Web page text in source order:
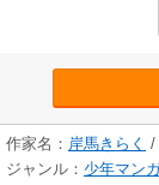
作家名： 岸馬きらく /
ジャンル： 少年マン